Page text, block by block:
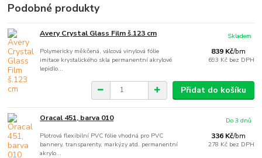
Podobné produkty
Avery Crystal Glass Film š.123 cm
Polymericky měkčená, válcová vinylová fólie
imitace krystalického skla permanentní akrylové
lepidlo...
839 Kč/bm
693 Kč bez DPH
Skladem
Přidat do košíku
Oracal 451, barva 010
Plotrová flexibilní PVC fólie vhodná pro PVC
bannery, transparenty, markýzy atd. permanentní
akrylo...
336 Kč/bm
278 Kč bez DPH
Do 3 dnů